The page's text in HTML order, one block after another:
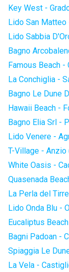
Key West -
Lido San Matteo
Lido Sabbia
Bagno
Famous Beach -
La Conchiglia -
Bagno Le Dune
Hawaii Beach -
Bagno Elia Srl -
Lido Venere -
T-Village - Anzio
White Oasis -
Quasenada
La Perla del
Lido Onda Blu -
Eucaliptus
Bagni Padoan -
Spiaggia Le
La Vela -